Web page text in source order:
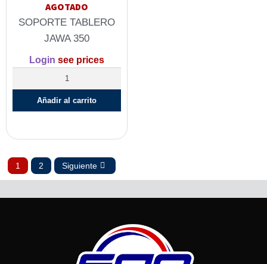
AGOTADO
SOPORTE TABLERO
JAWA 350
Login see prices
Añadir al carrito
1 2 Siguiente